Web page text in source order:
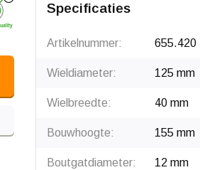
Specificaties
Artikelnummer: 655.420
Wieldiameter: 125 mm
Wielbreedte: 40 mm
Bouwhoogte: 155 mm
Boutgatdiameter: 12 mm